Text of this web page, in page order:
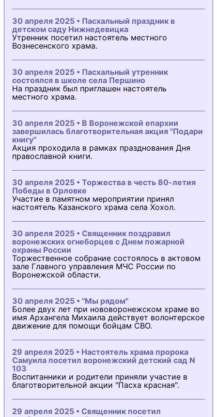
30 апреля 2025 • Пасхальный праздник в
детском саду Нижнедевицка
Утренник посетил настоятель местного
Вознесенского храма.
30 апреля 2025 • Пасхальный утренник
состоялся в школе села Першино
На праздник был приглашен настоятель
местного храма.
30 апреля 2025 • В Воронежской епархии
завершилась благотворительная акция "Подари
книгу"
Акция проходила в рамках празднования Дня
православной книги.
30 апреля 2025 • Торжества в честь 80-летия
Победы в Орловке
Участие в памятном мероприятии принял
настоятель Казанского храма села Хохол.
30 апреля 2025 • Священник поздравил
воронежских огнеборцев с Днем пожарной
охраны России
Торжественное собрание состоялось в актовом
зале Главного управления МЧС России по
Воронежской области.
30 апреля 2025 • "Мы рядом"
Более двух лет при нововоронежском храме во
имя Архангела Михаила действует волонтерское
движение для помощи бойцам СВО.
29 апреля 2025 • Настоятель храма пророка
Самуила посетил воронежский детский сад N
103
Воспитанники и родители приняли участие в
благотворительной акции "Пасха красная".
29 апреля 2025 • Священник посетил